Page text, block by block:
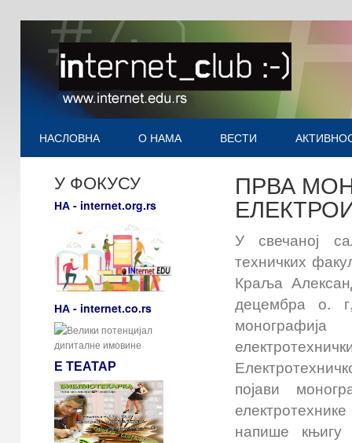
НАСЛОВНА О НАМА ВЕСТИ
У ФОКУСУ
НА - internet.org.rs
НА - internet.co.rs
Е ТЕАТАР
ПРВА
У свечаној
техничких
Краља
децембра о.
појави
напише